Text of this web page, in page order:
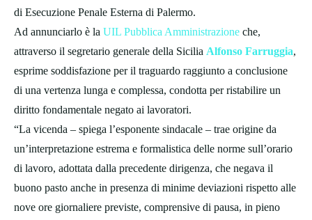
di Esecuzione Penale Esterna di Palermo.
Ad annunciarlo è la UIL Pubblica Amministrazione che,
attraverso il segretario generale della Sicilia Alfonso Farruggia,
esprime soddisfazione per il traguardo raggiunto a conclusione
di una vertenza lunga e complessa, condotta per ristabilire un
diritto fondamentale negato ai lavoratori.
“La vicenda – spiega l’esponente sindacale – trae origine da
un’interpretazione estrema e formalistica delle norme sull’orario
di lavoro, adottata dalla precedente dirigenza, che negava il
buono pasto anche in presenza di minime deviazioni rispetto alle
nove ore giornaliere previste, comprensive di pausa, in pieno